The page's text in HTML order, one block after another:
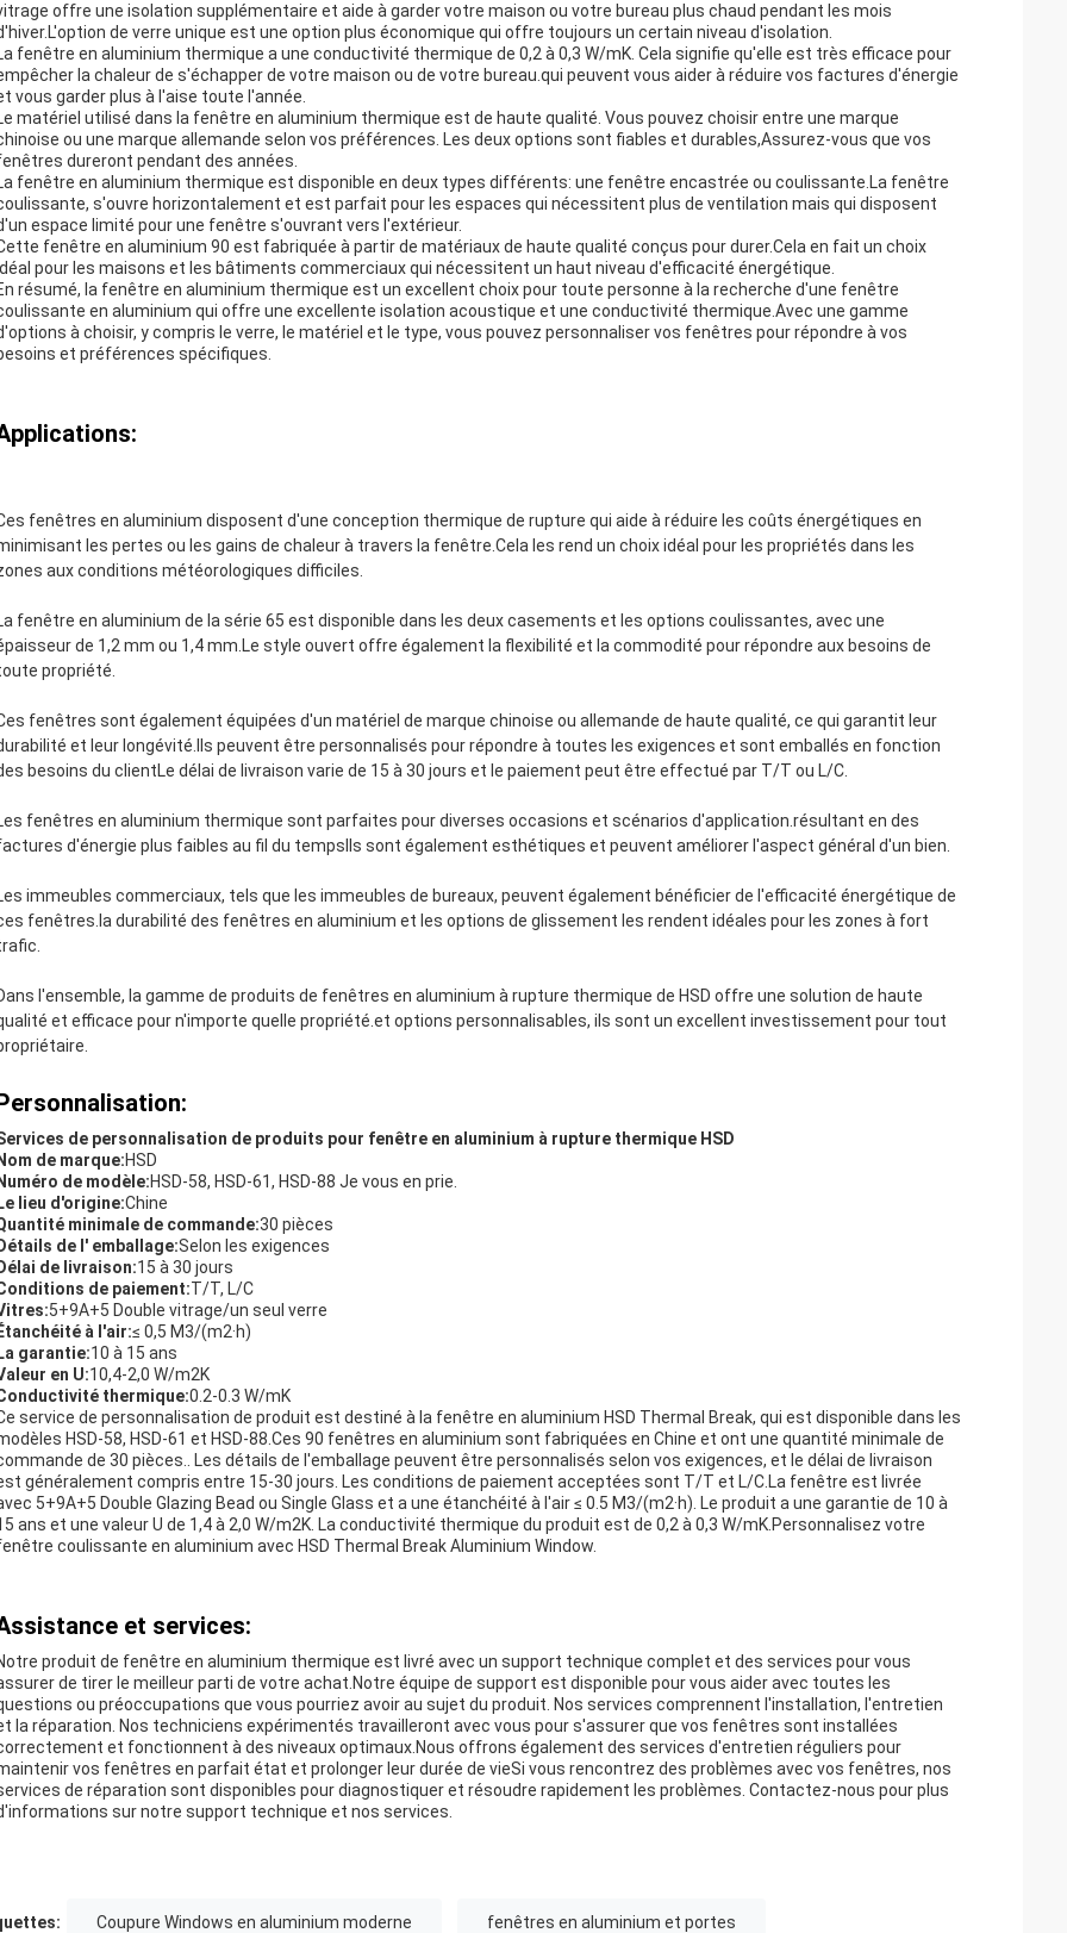
offre une isolation supplémentaire et aide à garder votre maison ou votre bureau plus chaud pendant les mois
de verre unique est une option plus économique qui offre toujours un certain niveau d'isolation.
fenêtre en aluminium thermique a une conductivité thermique de 0,2 à 0,3 W/mK. Cela signifie qu'elle est très efficace pour
la chaleur de s'échapper de votre maison ou de votre bureau.qui peuvent vous aider à réduire vos factures d'énergie
vous garder plus à l'aise toute l'année.
matériel utilisé dans la fenêtre en aluminium thermique est de haute qualité. Vous pouvez choisir entre une marque
ou une marque allemande selon vos préférences. Les deux options sont fiables et durables,Assurez-vous que vos
dureront pendant des années.
fenêtre en aluminium thermique est disponible en deux types différents: une fenêtre encastrée ou coulissante.La fenêtre
s'ouvre horizontalement et est parfait pour les espaces qui nécessitent plus de ventilation mais qui disposent
espace limité pour une fenêtre s'ouvrant vers l'extérieur.
fenêtre en aluminium 90 est fabriquée à partir de matériaux de haute qualité conçus pour durer.Cela en fait un choix
pour les maisons et les bâtiments commerciaux qui nécessitent un haut niveau d'efficacité énergétique.
résumé, la fenêtre en aluminium thermique est un excellent choix pour toute personne à la recherche d'une fenêtre
en aluminium qui offre une excellente isolation acoustique et une conductivité thermique.Avec une gamme
à choisir, y compris le verre, le matériel et le type, vous pouvez personnaliser vos fenêtres pour répondre à vos
et préférences spécifiques.
fenêtres en aluminium disposent d'une conception thermique de rupture qui aide à réduire les coûts énergétiques en
les pertes ou les gains de chaleur à travers la fenêtre.Cela les rend un choix idéal pour les propriétés dans les
aux conditions météorologiques difficiles.
fenêtre en aluminium de la série 65 est disponible dans les deux casements et les options coulissantes, avec une
de 1,2 mm ou 1,4 mm.Le style ouvert offre également la flexibilité et la commodité pour répondre aux besoins de
propriété.
fenêtres sont également équipées d'un matériel de marque chinoise ou allemande de haute qualité, ce qui garantit leur
et leur longévité.Ils peuvent être personnalisés pour répondre à toutes les exigences et sont emballés en fonction
besoins du clientLe délai de livraison varie de 15 à 30 jours et le paiement peut être effectué par T/T ou L/C.
fenêtres en aluminium thermique sont parfaites pour diverses occasions et scénarios d'application.résultant en des
d'énergie plus faibles au fil du tempsIls sont également esthétiques et peuvent améliorer l'aspect général d'un bien.
immeubles commerciaux, tels que les immeubles de bureaux, peuvent également bénéficier de l'efficacité énergétique de
fenêtres.la durabilité des fenêtres en aluminium et les options de glissement les rendent idéales pour les zones à fort
l'ensemble, la gamme de produits de fenêtres en aluminium à rupture thermique de HSD offre une solution de haute
et efficace pour n'importe quelle propriété.et options personnalisables, ils sont un excellent investissement pour tout
de personnalisation de produits pour fenêtre en aluminium à rupture thermique HSD
de marque:HSD
de modèle:HSD-58, HSD-61, HSD-88 Je vous en prie.
lieu d'origine:Chine
minimale de commande:30 pièces
de l' emballage:Selon les exigences
de livraison:15 à 30 jours
de paiement:T/T, L/C
5+9A+5 Double vitrage/un seul verre
à l'air:≤ 0,5 M3/(m2·h)
garantie:10 à 15 ans
en U:10,4-2,0 W/m2K
thermique:0.2-0.3 W/mK
service de personnalisation de produit est destiné à la fenêtre en aluminium HSD Thermal Break, qui est disponible dans les
HSD-58, HSD-61 et HSD-88.Ces 90 fenêtres en aluminium sont fabriquées en Chine et ont une quantité minimale de
de 30 pièces.. Les détails de l'emballage peuvent être personnalisés selon vos exigences, et le délai de livraison
généralement compris entre 15-30 jours. Les conditions de paiement acceptées sont T/T et L/C.La fenêtre est livrée
5+9A+5 Double Glazing Bead ou Single Glass et a une étanchéité à l'air ≤ 0.5 M3/(m2·h). Le produit a une garantie de 10 à
ans et une valeur U de 1,4 à 2,0 W/m2K. La conductivité thermique du produit est de 0,2 à 0,3 W/mK.Personnalisez votre
coulissante en aluminium avec HSD Thermal Break Aluminium Window.
et services:
produit de fenêtre en aluminium thermique est livré avec un support technique complet et des services pour vous
de tirer le meilleur parti de votre achat.Notre équipe de support est disponible pour vous aider avec toutes les
ou préoccupations que vous pourriez avoir au sujet du produit. Nos services comprennent l'installation, l'entretien
la réparation. Nos techniciens expérimentés travailleront avec vous pour s'assurer que vos fenêtres sont installées
et fonctionnent à des niveaux optimaux.Nous offrons également des services d'entretien réguliers pour
vos fenêtres en parfait état et prolonger leur durée de vieSi vous rencontrez des problèmes avec vos fenêtres, nos
de réparation sont disponibles pour diagnostiquer et résoudre rapidement les problèmes. Contactez-nous pour plus
sur notre support technique et nos services.
Coupure Windows en aluminium moderne fenêtres en aluminium et portes